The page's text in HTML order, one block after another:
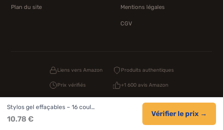
Plan du site Mentions légales
CGV
Liens vers Amazon Produits authentiques
Prix vérifiés +1 600 avis Amazon
Stylos gel effaçables – 16 coul…
10.78 €
Vérifier le prix →